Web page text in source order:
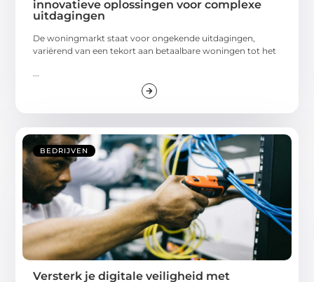
innovatieve oplossingen voor complexe
uitdagingen
De woningmarkt staat voor ongekende uitdagingen,
variërend van een tekort aan betaalbare woningen tot het
...
BEDRIJVEN
Versterk je digitale veiligheid met